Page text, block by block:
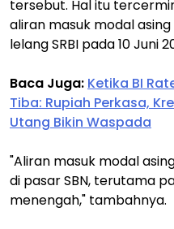
tersebut. Hal itu
aliran masuk modal
lelang SRBI pada 10 Juni
Baca Juga: Ketika BI
Tiba: Rupiah Perkasa,
Utang Bikin Waspada
"Aliran masuk modal
di pasar SBN, terutama
menengah," tambahnya.